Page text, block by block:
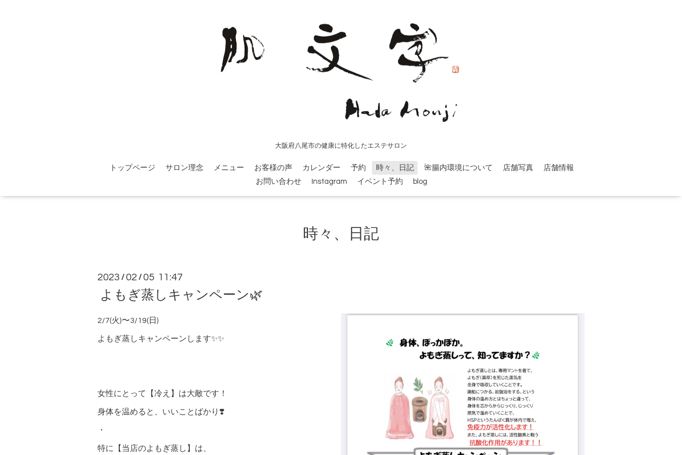
大阪府八尾市の健康に特化したエステサロン
トップページ サロン理念 メニュー お客様の声 カレンダー 予約 時々、日記 🌺腸内環境について 店舗写真
店舗情報
お問い合わせ
Instagram イベント予約 blog
時々、日記
2023 / 02 / 05 11:47
よもぎ蒸しキャンペーン🌿
2/7(火)〜3/19(日)
よもぎ蒸しキャンペーンします✨✨
女性にとって【冷え】は大敵です！
身体を温めると、いいことばかり❣️
・
特に【当店のよもぎ蒸し】は、